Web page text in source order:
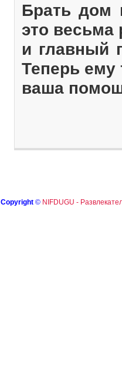
Брать дом
это весьма
и главный
Теперь ему
ваша
Copyright © NIFDUGU -